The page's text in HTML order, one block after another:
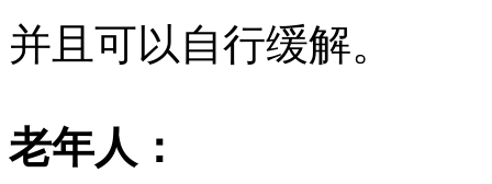
并且可以自行缓解。
老年人：